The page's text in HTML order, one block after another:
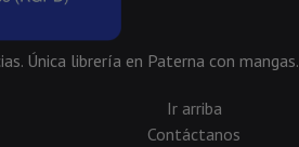
Única librería en Paterna con mangas.
Ir arriba
Contáctanos